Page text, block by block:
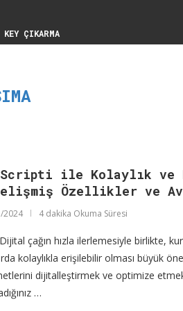
ÇIKARMA
ile Kolaylık ve
Özellikler ve
2024 4 dakika Okuma Süresi
çağın hızla ilerlemesiyle birlikte,
kolaylıkla erişilebilir olması büyük
dijitalleştirmek ve optimize
…